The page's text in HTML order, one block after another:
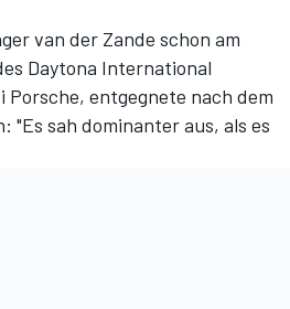
van der Zande schon am
Daytona International
entgegnete nach dem
"Es sah dominanter aus, als es